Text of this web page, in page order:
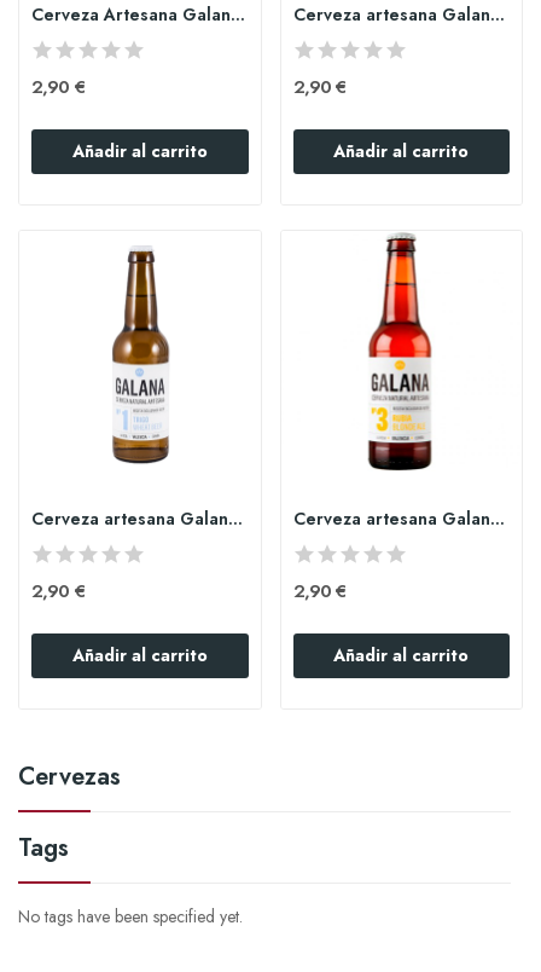
Cervezas
Tags
No tags have been specified yet.
Cerveza Artesana Galana 5 tostada media 33cl
2,90 €
Añadir al carrito
Cerveza artesana Galana 7 tostada 33cl
2,90 €
Añadir al carrito
Cerveza artesana Galana 1 rubia 33cl
2,90 €
Añadir al carrito
Cerveza artesana Galana 3 rubia 33cl
2,90 €
Añadir al carrito